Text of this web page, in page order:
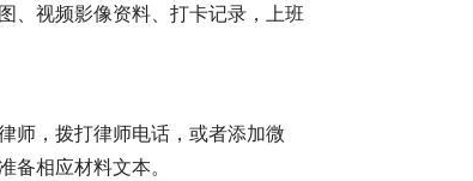
、视频影像资料、打卡记录，上班
师，拨打律师电话，或者添加微
相应材料文本。